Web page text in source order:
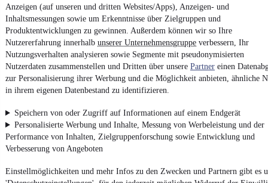
Anzeigen (auf unseren und dritten Websites/Apps), Anzeigen- und
Inhaltsmessungen sowie um Erkenntnisse über Zielgruppen und
Produktentwicklungen zu gewinnen. Außerdem können wir so Ihre
Nutzererfahrung innerhalb unserer Unternehmensgruppe verbessern, Ihr
Nutzungsverhalten analysieren sowie Segmente mit pseudonymisierten
Nutzerdaten zusammenstellen und Dritten über unsere Partner einen
zur Personalisierung ihrer Werbung und die Möglichkeit anbieten, ähnliche
in ihrem eigenen Datenbestand zu identifizieren.
Speichern von oder Zugriff auf Informationen auf einem Endgerät
Personalisierte Werbung und Inhalte, Messung von Werbeleistung und der
Performance von Inhalten, Zielgruppenforschung sowie Entwicklung und
Verbesserung von Angeboten
Einstellmöglichkeiten und mehr Infos zu den Zwecken und Partnern gibt es
4.6 Sterne
Nutze mobile.de schnell und einfach
App installieren
Impressum
AGB
Vertrag widerrufen
Datenschutz